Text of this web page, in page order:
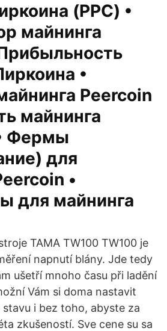
(PPC) •
майнинга
•
Peercoin
майнинга
Фермы
для
•
для майнинга
TAMA TW100 TW100 je
napnutí blány. Jde tedy
ušetří mnoho času při ladění
Vám si doma nastavit
i bez toho, abyste za
zkušeností. Sve cene su sa